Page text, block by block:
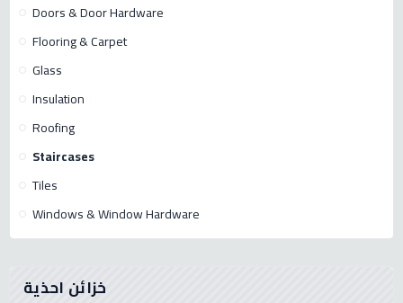
Doors & Door Hardware
Flooring & Carpet
Glass
Insulation
Roofing
Staircases
Tiles
Windows & Window Hardware
خزائن احذية